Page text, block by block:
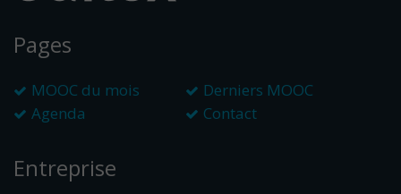
Pages
MOOC du mois
Derniers MOOC
Agenda
Contact
Entreprise